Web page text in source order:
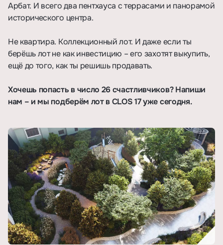
Арбат. И всего два пентхауса с террасами и панорамой
исторического центра.
Не квартира. Коллекционный лот. И даже если ты
берёшь лот не как инвестицию – его захотят выкупить,
ещё до того, как ты решишь продавать.
Хочешь попасть в число 26 счастливчиков? Напиши
нам – и мы подберём лот в CLOS 17 уже сегодня.